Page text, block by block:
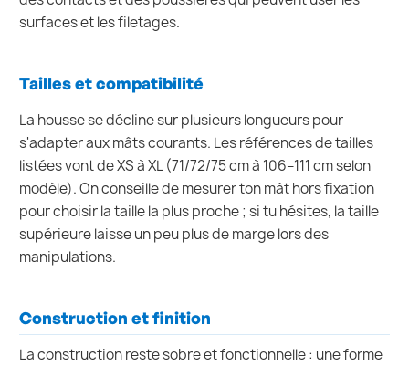
surfaces et les filetages.
Tailles et compatibilité
La housse se décline sur plusieurs longueurs pour
s'adapter aux mâts courants. Les références de tailles
listées vont de XS à XL (71/72/75 cm à 106–111 cm selon
modèle). On conseille de mesurer ton mât hors fixation
pour choisir la taille la plus proche ; si tu hésites, la taille
supérieure laisse un peu plus de marge lors des
manipulations.
Construction et finition
La construction reste sobre et fonctionnelle : une forme